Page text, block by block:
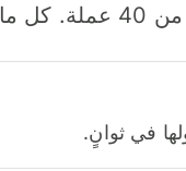
وفّر المال عند إرسال الأموال وإنفاقها واستلامها بأكثر من 40 عملة. كل ما
في ثوانٍ.